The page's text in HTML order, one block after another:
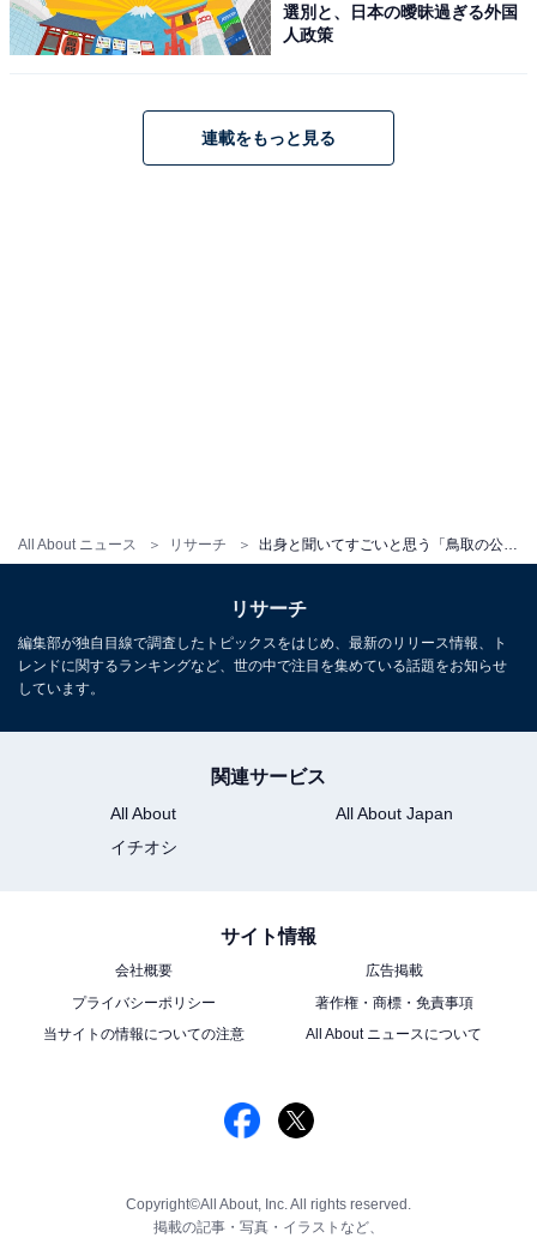
All About ニュース リサーチ 出身と聞いてすごいと思う「鳥取の公立進学校」ランキング！ ダントツ1位「米子東高等学校」、2位は？
選別と、日本の曖昧過ぎる外国
人政策
連載をもっと見る
リサーチ
編集部が独自目線で調査したトピックスをはじめ、最新のリリース情報、ト
レンドに関するランキングなど、世の中で注目を集めている話題をお知らせ
しています。
関連サービス
All About
All About Japan
イチオシ
サイト情報
会社概要
広告掲載
プライバシーポリシー
著作権・商標・免責事項
当サイトの情報についての注意
All About ニュースについて
Copyright©All About, Inc. All rights reserved.
掲載の記事・写真・イラストなど、